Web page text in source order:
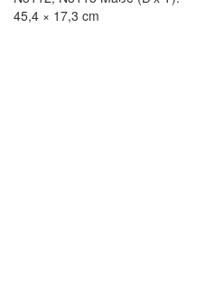
45,4 × 17,3 cm